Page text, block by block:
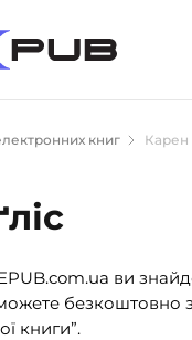
(527)
книг Карен
ви
безкоштовно
книги”.